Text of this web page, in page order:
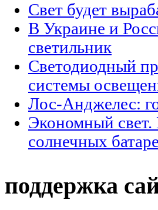
Свет будет
В Украине и
светильник
Светодиодный
системы
Лос-Анджелес:
Экономный свет.
солнечных
поддержка